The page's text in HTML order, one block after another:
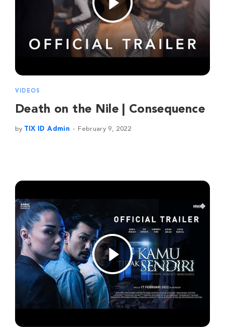
VIDEOS
Death on the Nile | Consequence
by TIX ID Admin February 9, 2022